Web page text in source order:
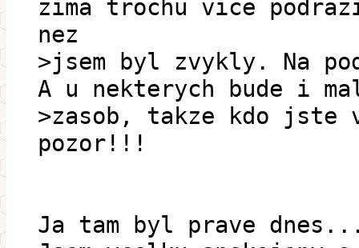
zima trochu vice
nez
>jsem byl zvykly. Na
A u nekterych bude i
>zasob, takze kdo
pozor!!!
Ja tam byl prave